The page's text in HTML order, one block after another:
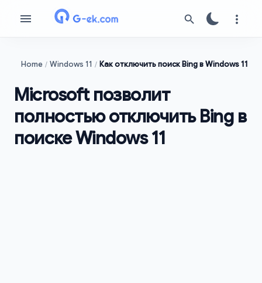
Home Windows 11 Как отключить поиск Bing в Windows 11
Microsoft позволит
полностью отключить Bing в
поиске Windows 11